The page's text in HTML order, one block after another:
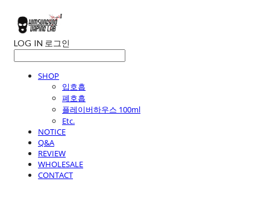
LOG IN 로그인
SHOP
입호흡
폐호흡
플레이버하우스 100ml
Etc.
NOTICE
Q&A
REVIEW
WHOLESALE
CONTACT